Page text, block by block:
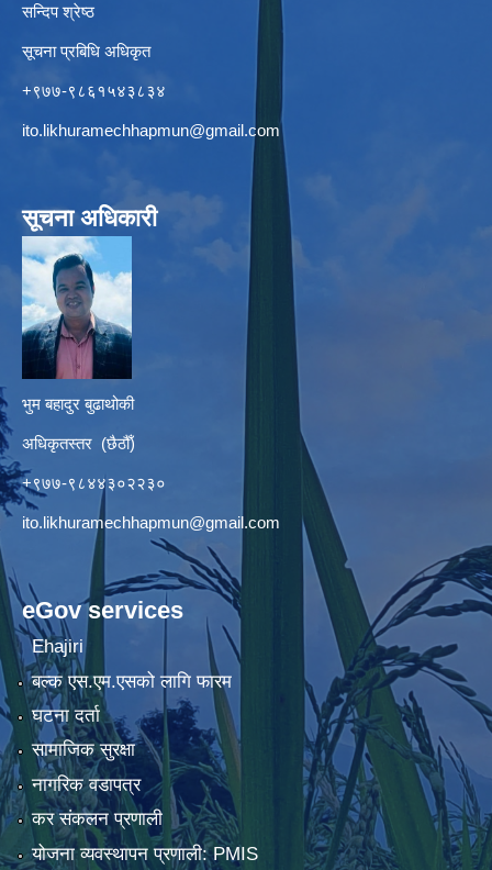
सन्दिप श्रेष्ठ
सूचना प्रबिधि अधिकृत
+९७७-९८६१५४३८३४
ito.likhuramechhapmun@gmail.com
सूचना अधिकारी
भुम बहादुर बुढाथोकी
अधिकृतस्तर (छैठौँ)
+९७७-९८४४३०२२३०
ito.likhuramechhapmun@gmail.com
eGov services
Ehajiri
बल्क एस.एम.एसको लागि फारम
घटना दर्ता
सामाजिक सुरक्षा
नागरिक वडापत्र
कर संकलन प्रणाली
योजना व्यवस्थापन प्रणाली: PMIS